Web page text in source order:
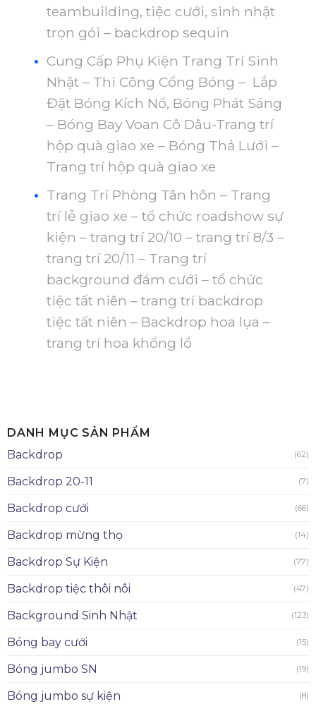
teambuilding, tiệc cưới, sinh nhật
trọn gói – backdrop sequin
Cung Cấp Phụ Kiện Trang Trí Sinh
Nhật – Thi Công Cổng Bóng – Lắp
Đặt Bóng Kích Nổ, Bóng Phát Sáng
– Bóng Bay Voan Cô Dâu-Trang trí
hộp quà giao xe – Bóng Thả Lưới –
Trang trí hộp quà giao xe
Trang Trí Phòng Tân hôn – Trang
trí lễ giao xe – tổ chức roadshow sự
kiện – trang trí 20/10 – trang trí 8/3 –
trang trí 20/11 – Trang trí
background đám cưới – tổ chức
tiệc tất niên – trang trí backdrop
tiệc tất niên – Backdrop hoa lụa –
trang trí hoa khổng lồ
DANH MỤC SẢN PHẨM
Backdrop
(62)
Backdrop 20-11 (7)
Backdrop cưới (66)
Backdrop mừng thọ (14)
Backdrop Sự Kiện (77)
Backdrop tiệc thôi nôi (47)
Background Sinh Nhật (123)
Bóng bay cưới (15)
Bóng jumbo SN (19)
Bóng jumbo sự kiện (8)